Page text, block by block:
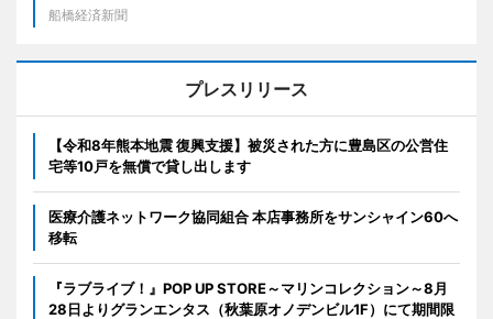
船橋経済新聞
プレスリリース
【令和8年熊本地震 復興支援】被災された方に豊島区の公営住
宅等10戸を無償で貸し出します
医療介護ネットワーク協同組合 本店事務所をサンシャイン60へ
移転
『ラブライブ！』POP UP STORE～マリンコレクション～8月
28日よりグランエンタス（秋葉原オノデンビル1F）にて期間限